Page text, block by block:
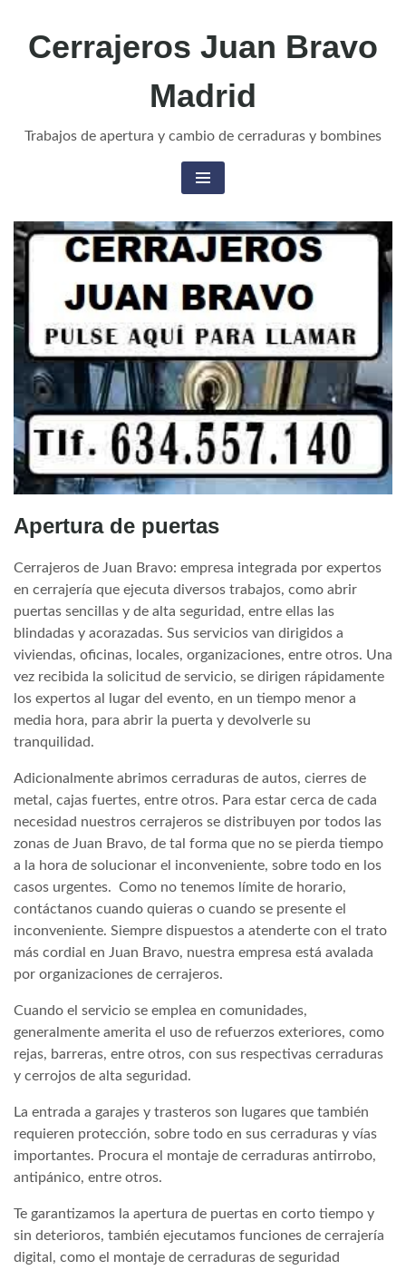
Cerrajeros Juan Bravo
Madrid
Trabajos de apertura y cambio de cerraduras y bombines
Apertura de puertas
Cerrajeros de Juan Bravo: empresa integrada por expertos
en cerrajería que ejecuta diversos trabajos, como abrir
puertas sencillas y de alta seguridad, entre ellas las
blindadas y acorazadas. Sus servicios van dirigidos a
viviendas, oficinas, locales, organizaciones, entre otros. Una
vez recibida la solicitud de servicio, se dirigen rápidamente
los expertos al lugar del evento, en un tiempo menor a
media hora, para abrir la puerta y devolverle su
tranquilidad.
Adicionalmente abrimos cerraduras de autos, cierres de
metal, cajas fuertes, entre otros. Para estar cerca de cada
necesidad nuestros cerrajeros se distribuyen por todos las
zonas de Juan Bravo, de tal forma que no se pierda tiempo
a la hora de solucionar el inconveniente, sobre todo en los
casos urgentes. Como no tenemos límite de horario,
contáctanos cuando quieras o cuando se presente el
inconveniente. Siempre dispuestos a atenderte con el trato
más cordial en Juan Bravo, nuestra empresa está avalada
por organizaciones de cerrajeros.
Cuando el servicio se emplea en comunidades,
generalmente amerita el uso de refuerzos exteriores, como
rejas, barreras, entre otros, con sus respectivas cerraduras
y cerrojos de alta seguridad.
La entrada a garajes y trasteros son lugares que también
requieren protección, sobre todo en sus cerraduras y vías
importantes. Procura el montaje de cerraduras antirrobo,
antipánico, entre otros.
Te garantizamos la apertura de puertas en corto tiempo y
sin deterioros, también ejecutamos funciones de cerrajería
digital, como el montaje de cerraduras de seguridad